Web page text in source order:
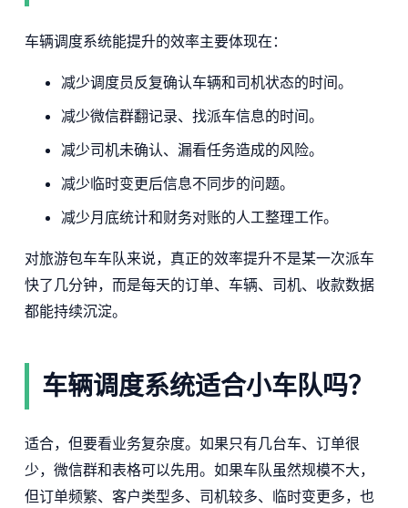
车辆调度系统能提升的效率主要体现在：
减少调度员反复确认车辆和司机状态的时间。
减少微信群翻记录、找派车信息的时间。
减少司机未确认、漏看任务造成的风险。
减少临时变更后信息不同步的问题。
减少月底统计和财务对账的人工整理工作。
对旅游包车车队来说，真正的效率提升不是某一次派车
快了几分钟，而是每天的订单、车辆、司机、收款数据
都能持续沉淀。
车辆调度系统适合小车队吗？
适合，但要看业务复杂度。如果只有几台车、订单很
少，微信群和表格可以先用。如果车队虽然规模不大，
但订单频繁、客户类型多、司机较多、临时变更多，也